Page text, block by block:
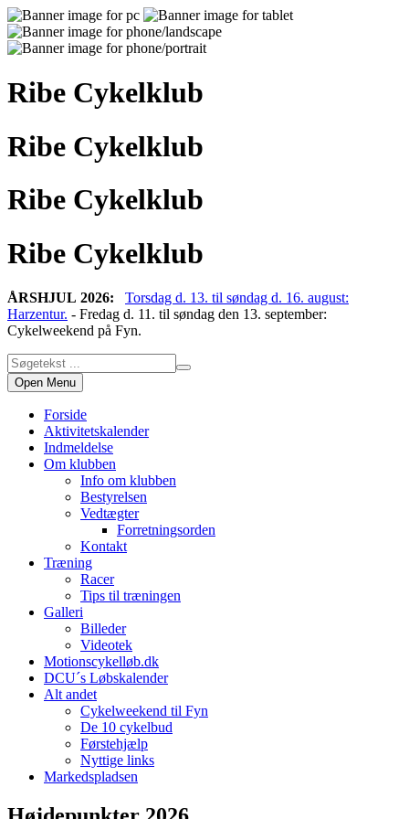
Ribe Cykelklub
Ribe Cykelklub
Ribe Cykelklub
Ribe Cykelklub
ÅRSHJUL 2026:
Torsdag d. 13. til søndag d. 16. august:
Harzentur. - Fredag d. 11. til søndag den 13. september:
Cykelweekend på Fyn.
Open Menu
Forside
Aktivitetskalender
Indmeldelse
Om klubben
Info om klubben
Bestyrelsen
Vedtægter
Forretningsorden
Kontakt
Træning
Racer
Tips til træningen
Galleri
Billeder
Videotek
Motionscykelløb.dk
DCU´s Løbskalender
Alt andet
Cykelweekend til Fyn
De 10 cykelbud
Førstehjælp
Nyttige links
Markedspladsen